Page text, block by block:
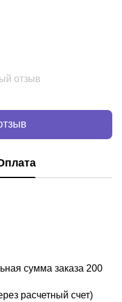
отзыв
сумма заказа 200
расчетный счет)